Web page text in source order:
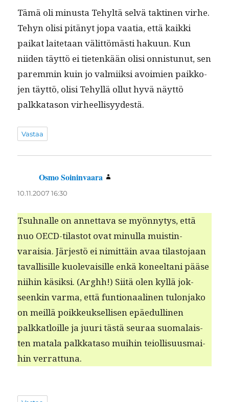
Tämä oli minus­ta Tehyltä selvä tak­ti­nen virhe.
Tehyn olisi pitänyt jopa vaa­tia, että kaik­ki
paikat laite­taan välit­tömästi haku­un. Kun
niiden täyt­tö ei tietenkään olisi onnis­tunut, sen
parem­min kuin jo valmi­ik­si avoimien paikko­
jen täyt­tö, olisi Tehyl­lä ollut hyvä näyt­tö
palkkata­son virheellisyydestä.
Vastaa
Osmo Soininvaara
10.11.2007 16:30
Tsuh­nalle on annet­ta­va se myön­ny­tys, että
nuo OECD-tilas­tot ovat min­ul­la muistin­
varaisia. Jär­jestö ei nimit­täin avaa tilas­to­jaan
taval­lisille kuol­e­vaisille enkä koneeltani pääse
niihin käsik­si. (Arghh!) Siitä olen kyl­lä jok­
seenkin var­ma, että fun­tion­aa­li­nen tulon­jako
on meil­lä poikkeuk­sel­lisen epäedulli­nen
palkkat­loille ja juuri tästä seu­raa suo­ma­lais­
ten mata­la palkkata­so mui­hin teiol­lisu­us­mai­
hin verrattuna.